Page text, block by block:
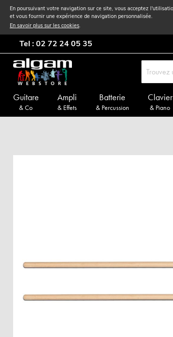
En poursuivant votre navigation sur ce site, vous acceptez
et vous fournir une expérience de navigation personnalisée.
En savoir plus sur les cookies.
Tel : 02 72 24 05 35
Guitare
& Co
Ampli
& Effets
Batterie
& Percussion
Clavier
& Piano